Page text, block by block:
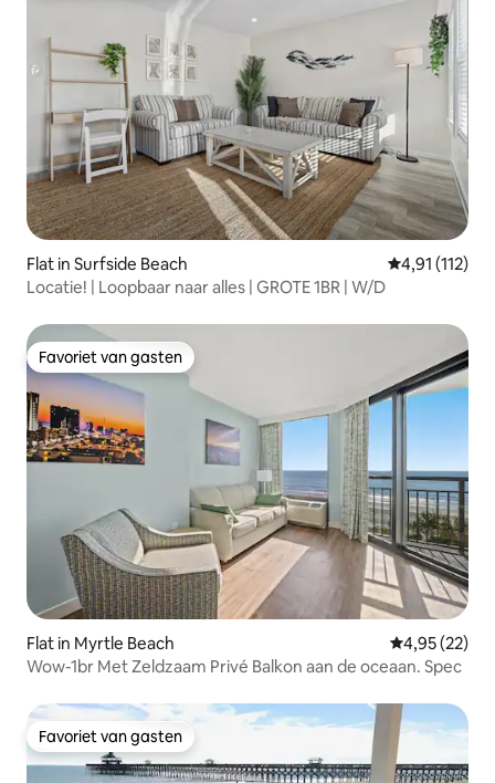
Flat in Surfside Beach Gemiddelde
4,91 (112)
Locatie! | Loopbaar naar alles | GROTE 1BR | W/D
Favoriet van gasten
Favoriet van gasten
Flat in Myrtle Beach Gemiddelde
4,95 (22)
Wow-1br Met Zeldzaam Privé Balkon aan de oceaan. Spec
Favoriet van gasten
Favoriet van gasten